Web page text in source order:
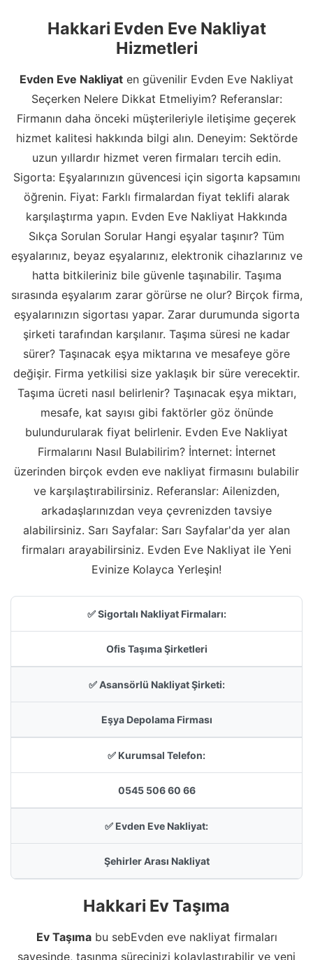
Hakkari Evden Eve Nakliyat
Hizmetleri
Evden Eve Nakliyat en güvenilir Evden Eve Nakliyat
Seçerken Nelere Dikkat Etmeliyim? Referanslar:
Firmanın daha önceki müşterileriyle iletişime geçerek
hizmet kalitesi hakkında bilgi alın. Deneyim: Sektörde
uzun yıllardır hizmet veren firmaları tercih edin.
Sigorta: Eşyalarınızın güvencesi için sigorta kapsamını
öğrenin. Fiyat: Farklı firmalardan fiyat teklifi alarak
karşılaştırma yapın. Evden Eve Nakliyat Hakkında
Sıkça Sorulan Sorular Hangi eşyalar taşınır? Tüm
eşyalarınız, beyaz eşyalarınız, elektronik cihazlarınız ve
hatta bitkileriniz bile güvenle taşınabilir. Taşıma
sırasında eşyalarım zarar görürse ne olur? Birçok firma,
eşyalarınızın sigortası yapar. Zarar durumunda sigorta
şirketi tarafından karşılanır. Taşıma süresi ne kadar
sürer? Taşınacak eşya miktarına ve mesafeye göre
değişir. Firma yetkilisi size yaklaşık bir süre verecektir.
Taşıma ücreti nasıl belirlenir? Taşınacak eşya miktarı,
mesafe, kat sayısı gibi faktörler göz önünde
bulundurularak fiyat belirlenir. Evden Eve Nakliyat
Firmalarını Nasıl Bulabilirim? İnternet: İnternet
üzerinden birçok evden eve nakliyat firmasını bulabilir
ve karşılaştırabilirsiniz. Referanslar: Ailenizden,
arkadaşlarınızdan veya çevrenizden tavsiye
alabilirsiniz. Sarı Sayfalar: Sarı Sayfalar'da yer alan
firmaları arayabilirsiniz. Evden Eve Nakliyat ile Yeni
Evinize Kolayca Yerleşin!
✅ Sigortalı Nakliyat Firmaları:
Ofis Taşıma Şirketleri
✅ Asansörlü Nakliyat Şirketi:
Eşya Depolama Firması
✅ Kurumsal Telefon:
0545 506 60 66
✅ Evden Eve Nakliyat:
Şehirler Arası Nakliyat
Hakkari Ev Taşıma
Ev Taşımabu sebEvden eve nakliyat firmaları
sayesinde, taşınma sürecinizi kolaylaştırabilir ve yeni